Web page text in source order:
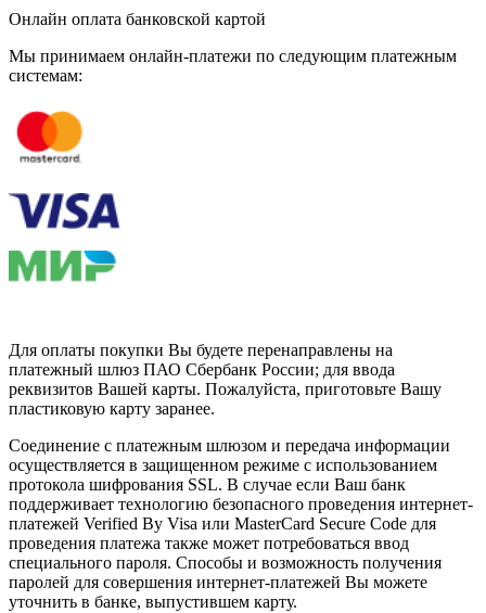
Онлайн оплата банковской картой
Мы принимаем онлайн-платежи по cледующим платежным
системам:
Для оплаты покупки Вы будете перенаправлены на
платежный шлюз ПАО Сбербанк России; для ввода
реквизитов Вашей карты. Пожалуйста, приготовьте Вашу
пластиковую карту заранее.
Соединение с платежным шлюзом и передача информации
осуществляется в защищенном режиме с использованием
протокола шифрования SSL. В случае если Ваш банк
поддерживает технологию безопасного проведения интернет-
платежей Verified By Visa или MasterCard Secure Code для
проведения платежа также может потребоваться ввод
специального пароля. Способы и возможность получения
паролей для совершения интернет-платежей Вы можете
уточнить в банке, выпустившем карту.